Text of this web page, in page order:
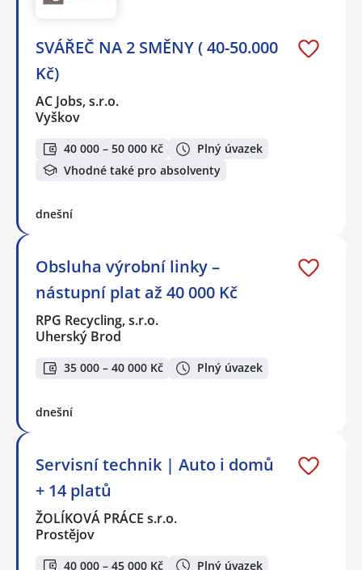
SVÁŘEČ NA 2 SMĚNY ( 40-50.000
Kč)
AC Jobs, s.r.o.
Vyškov
40 000 – 50 000 Kč
Plný úvazek
Vhodné také pro absolventy
dnešní
Obsluha výrobní linky –
nástupní plat až 40 000 Kč
RPG Recycling, s.r.o.
Uherský Brod
35 000 – 40 000 Kč Plný úvazek
dnešní
Servisní technik | Auto i domů
+ 14 platů
ŽOLÍKOVÁ PRÁCE s.r.o.
Prostějov
40 000 – 45 000 Kč Plný úvazek